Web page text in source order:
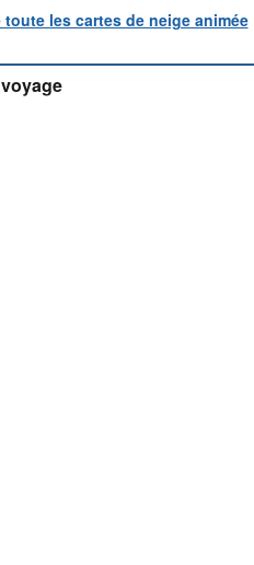
toute les cartes de neige animée